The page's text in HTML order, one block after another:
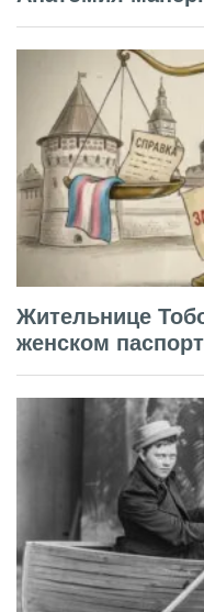
Жительнице
женском